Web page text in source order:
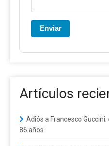
Enviar
Artículos
Adiós a Francesco
86 años